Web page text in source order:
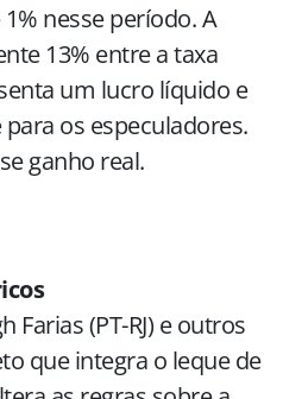
nesse período. A
13% entre a taxa
um lucro líquido e
os especuladores.
ganho real.
Farias (PT-RJ) e outros
que integra o leque de